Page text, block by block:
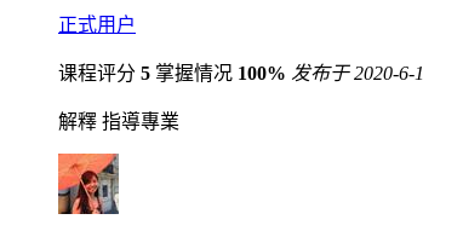
正式用户
课程评分 5 掌握情况 100% 发布于 2020-6-1
解釋 指導專業